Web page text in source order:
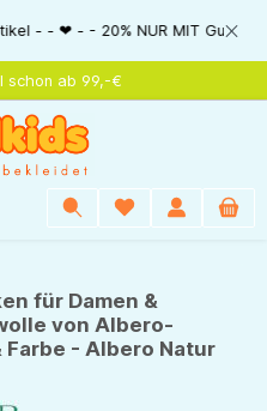
NUR MIT Gutscheincode:
schon ab 99,-€
für Damen &
von Albero-
- Albero Natur